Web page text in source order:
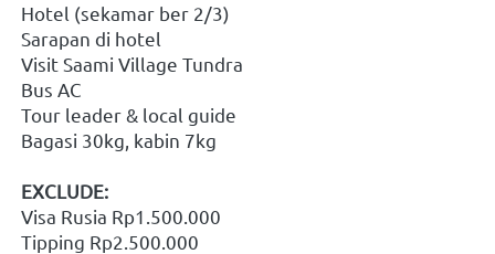
Hotel (sekamar ber 2/3)
Sarapan di hotel
Visit Saami Village Tundra
Bus AC
Tour leader & local guide
Bagasi 30kg, kabin 7kg
EXCLUDE:
Visa Rusia Rp1.500.000
Tipping Rp2.500.000